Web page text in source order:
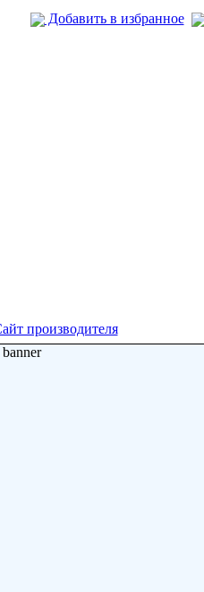
Добавить в избранное
производителя